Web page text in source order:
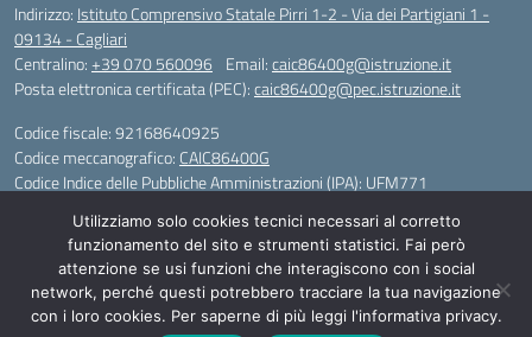
Indirizzo: Istituto Comprensivo Statale Pirri 1-2 - Via dei Partigiani 1 -
09134 - Cagliari
Centralino:+39 070 560096 Email:caic86400g@istruzione.it
Posta elettronica certificata (PEC):caic86400g@pec.istruzione.it
Codice fiscale: 92168640925
Codice meccanografico: CAIC86400G
Codice Indice delle Pubbliche Amministrazioni (IPA): UFM771
IBAN - IT 46 W 0101504808000070626497
Idea e progetto di Designers Italia
Utilizziamo solo cookies tecnici necessari al corretto
funzionamento del sito e strumenti statistici. Fai però
attenzione se usi funzioni che interagiscono con i social
network, perché questi potrebbero tracciare la tua navigazione
con i loro cookies. Per saperne di più leggi l'informativa privacy.